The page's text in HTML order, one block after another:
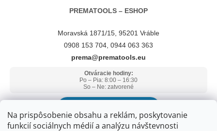
Na prispôsobenie obsahu a reklám, poskytovanie
funkcií sociálnych médií a analýzu návštevnosti
PREMATOOLS – ESHOP
Moravská 1871/15, 95201 Vráble
0908 153 704, 0944 063 363
prema@prematools.eu
Otváracie hodiny:
Po – Pia: 8:00 – 16:30
So – Ne: zatvorené